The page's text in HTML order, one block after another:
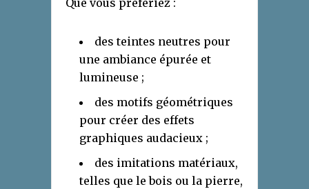
Que vous préfériez :
des teintes neutres pour
une ambiance épurée et
lumineuse ;
des motifs géométriques
pour créer des effets
graphiques audacieux ;
des imitations matériaux,
telles que le bois ou la pierre,